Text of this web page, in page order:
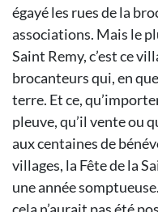
égayé les rues de la
associations. Mais le
Saint Remy, c’est ce
brocanteurs qui, en
terre. Et ce,
pleuve, qu’il vente ou
aux centaines de
villages, la Fête de la
une année